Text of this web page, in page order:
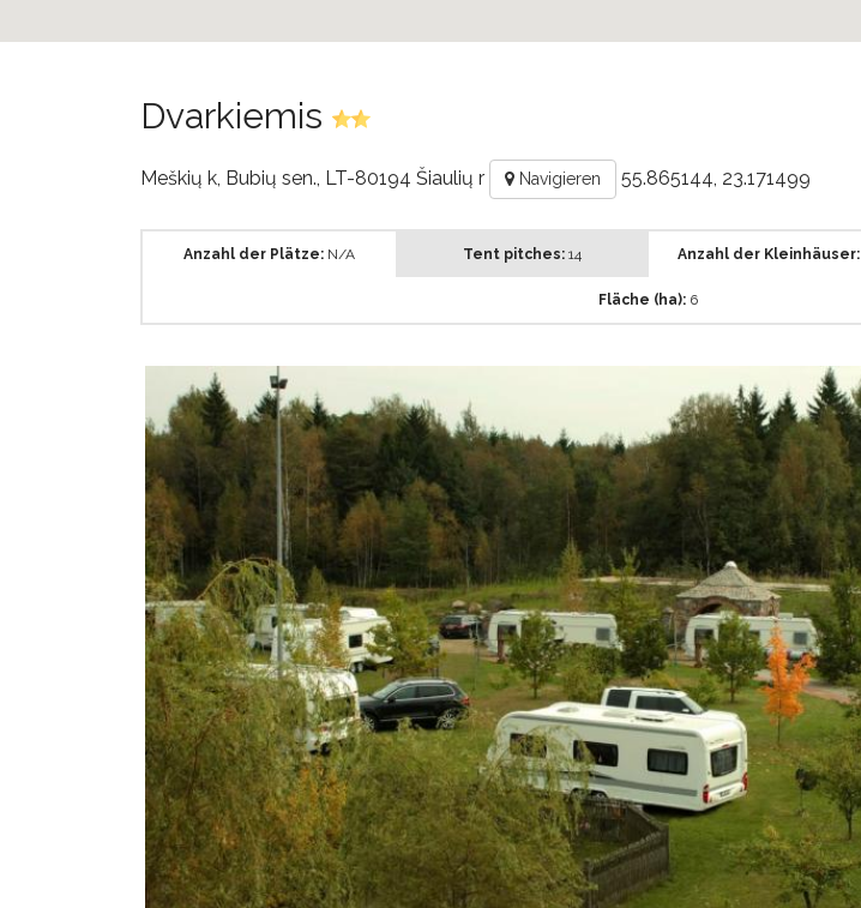
Dvarkiemis
Meškių k, Bubių sen., LT-80194 Šiaulių r Navigieren 55.865144, 23.171499
Anzahl der Plätze: N/A Tent pitches: 14 Anzahl der Kleinhäuser:
Fläche (ha): 6